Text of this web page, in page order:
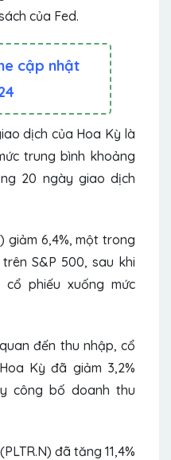
của Fed.
cập nhật
dịch của Hoa Kỳ là
trung bình khoảng
20 ngày giao dịch
giảm 6,4%, một trong
S&P 500, sau khi
phiếu xuống mức
đến thu nhập, cổ
Kỳ đã giảm 3,2%
công bố doanh thu
đã tăng 11,4%